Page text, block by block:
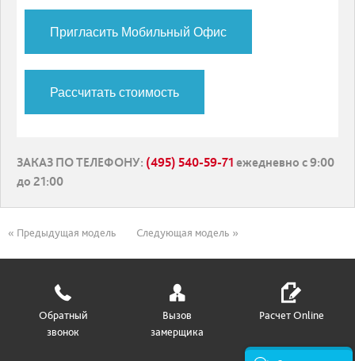
Пригласить Мобильный Офис
Рассчитать стоимость
ЗАКАЗ ПО ТЕЛЕФОНУ: (495) 540-59-71 ежедневно с 9:00
до 21:00
« Предыдущая модель Следующая модель »
Обратный
звонок
Вызов
замерщика
Расчет Online